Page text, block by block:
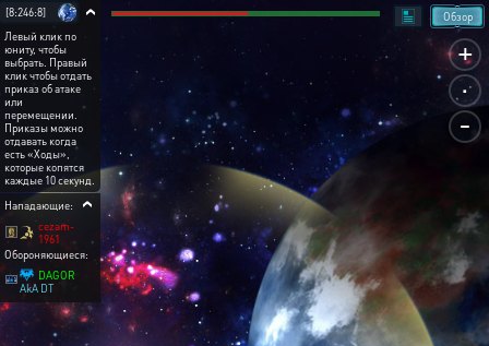
+
.
-
Обзор
[8:246:8]
Левый клик по
юниту, чтобы
выбрать. Правый
клик чтобы отдать
приказ об атаке
или
перемещении.
Приказы можно
отдавать когда
есть «Ходы»,
которые копятся
каждые 10 секунд.
Нападающие:
cezam-
1961
Обороняющиеся:
DAGOR
AkA DT